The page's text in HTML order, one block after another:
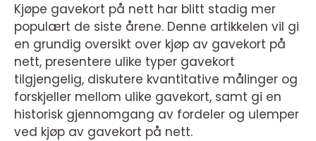
Kjøpe gavekort på nett har blitt stadig mer
populært de siste årene. Denne artikkelen vil gi
en grundig oversikt over kjøp av gavekort på
nett, presentere ulike typer gavekort
tilgjengelig, diskutere kvantitative målinger og
forskjeller mellom ulike gavekort, samt gi en
historisk gjennomgang av fordeler og ulemper
ved kjøp av gavekort på nett.